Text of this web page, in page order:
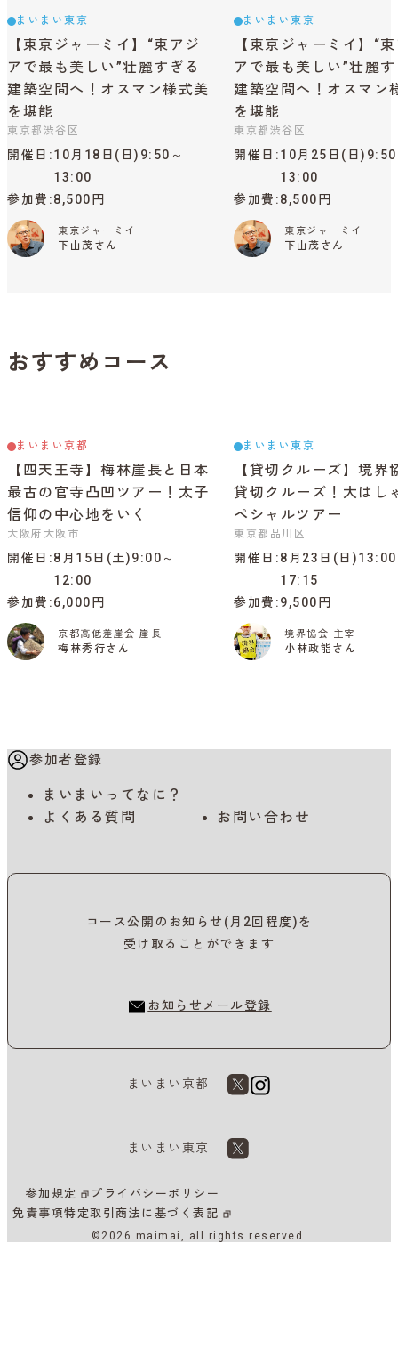
まいまい東京
【東京ジャーミイ】“東アジ
アで最も美しい”壮麗すぎる
建築空間へ！オスマン様式美
を堪能
東京都渋谷区
開催日
10月18日(日)9:50～
13:00
参加費 8,500円
東京ジャーミイ
下山茂さん
まいまい東京
【東京ジャーミイ】“
アで最も美しい”壮麗
建築空間へ！オスマン
を堪能
東京都渋谷区
開催日
10月25日(日
13:00
参加費 8,500円
東京ジャーミイ
下山茂さん
おすすめコース
まいまい京都
【四天王寺】梅林崖長と日本
最古の官寺凸凹ツアー！太子
信仰の中心地をいく
大阪府大阪市
開催日
8月15日(土)9:00～
12:00
参加費 6,000円
京都高低差崖会 崖長
梅林秀行さん
まいまい東京
【貸切クルーズ】境界
貸切クルーズ！大はし
ペシャルツアー
東京都品川区
開催日
8月23日(日
17:15
参加費 9,500円
境界協会 主宰
小林政能さん
参加者登録
まいまいってなに？
よくある質問
お問い合わせ
コース公開のお知らせ(月2回程度)を
受け取ることができます
お知らせメール登録
まいまい京都
まいまい東京
参加規定
プライバシーポリシー
免責事項特定取引商法に基づく表記
©2026 maimai, all rights reserved.